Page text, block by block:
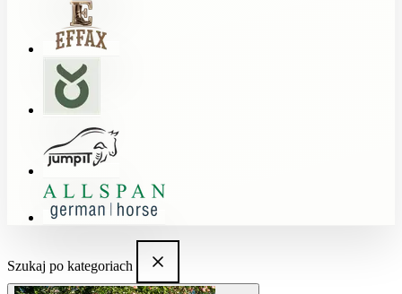
Szukaj po kategoriach